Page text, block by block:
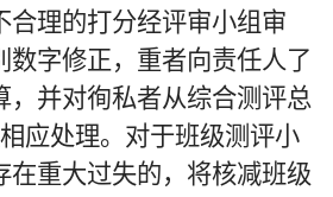
合理的打分经评审小组审
数字修正，重者向责任人了
，并对徇私者从综合测评总
应处理。对于班级测评小
在重大过失的，将核减班级